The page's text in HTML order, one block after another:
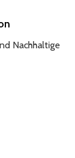
Nachhaltige